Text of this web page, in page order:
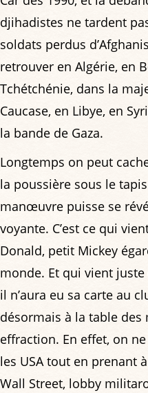
djihadistes ne tardent
soldats perdus
retrouver en Algérie, en
Tchétchénie, dans la
Caucase, en Libye, en
la bande de Gaza.
Longtemps on peut
la poussière sous le
manœuvre puisse se
voyante. C’est ce qui
Donald, petit Mickey
monde. Et qui vient
il n’aura eu sa carte au
désormais à la table des
effraction. En effet, on
les USA tout en prenant
Wall Street, lobby